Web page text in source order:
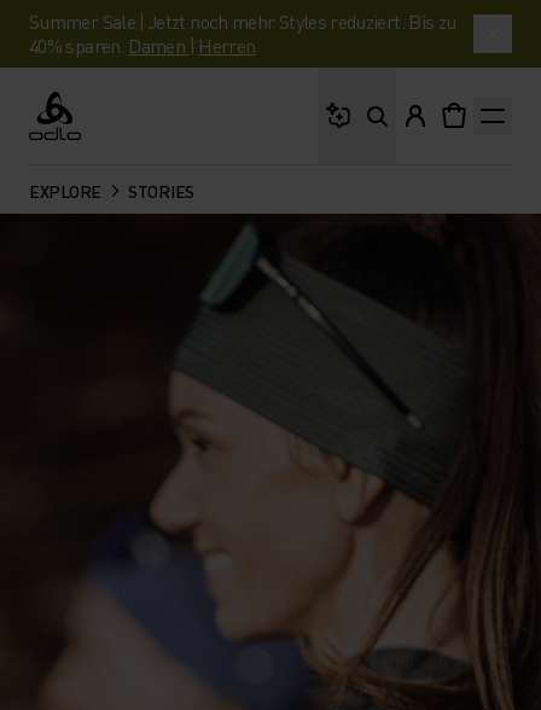
Summer Sale | Jetzt noch mehr Styles reduziert. Bis zu
40% sparen. Damen | Herren
Odlo
EXPLORE STORIES